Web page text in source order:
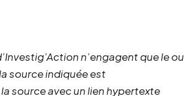
n’engagent que le ou
source indiquée est
source avec un lien hypertexte